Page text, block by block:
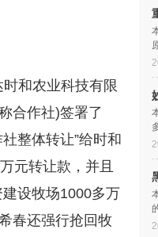
和农业科技有限
合作社)签署了
整体转让”给时和
元转让款，并且
设牧场1000多万
春还强行抢回牧